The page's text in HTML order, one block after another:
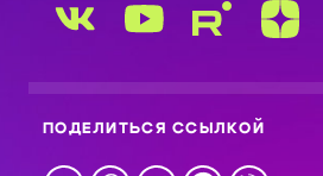
ПОДЕЛИТЬСЯ ССЫЛКОЙ